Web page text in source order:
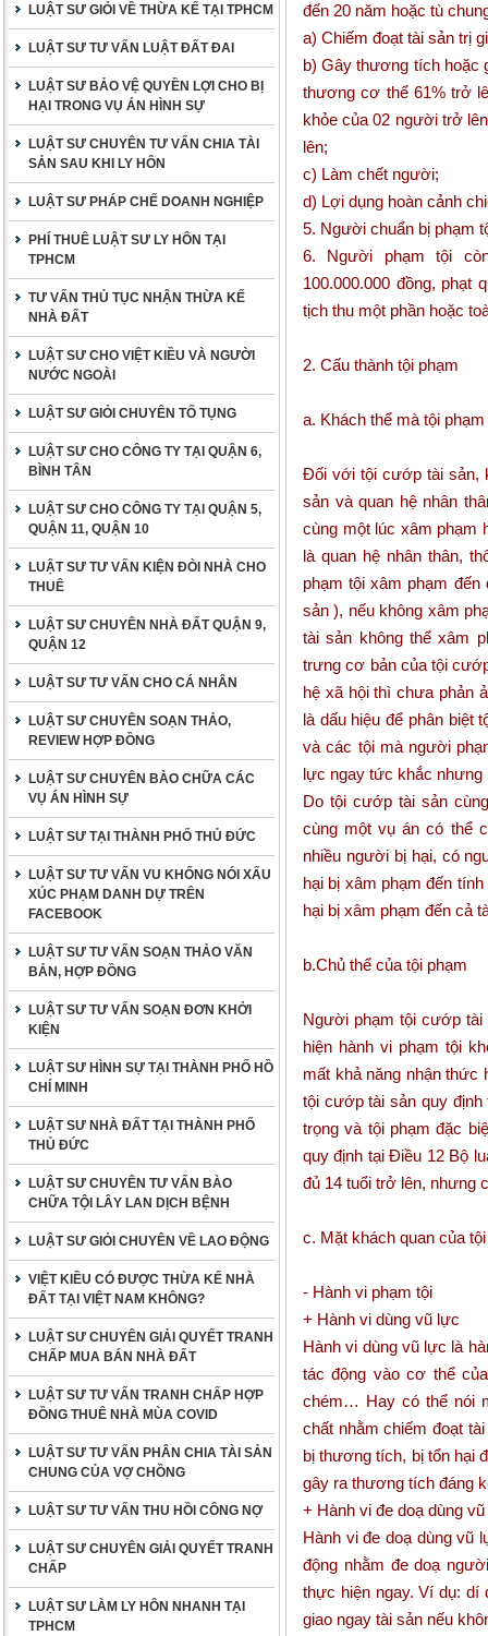
LUẬT SƯ GIỎI VỀ THỪA KẾ TẠI TPHCM
LUẬT SƯ TƯ VẤN LUẬT ĐẤT ĐAI
LUẬT SƯ BẢO VỆ QUYỀN LỢI CHO BỊ
HẠI TRONG VỤ ÁN HÌNH SỰ
LUẬT SƯ CHUYÊN TƯ VẤN CHIA TÀI
SẢN SAU KHI LY HÔN
LUẬT SƯ PHÁP CHẾ DOANH NGHIỆP
PHÍ THUÊ LUẬT SƯ LY HÔN TẠI
TPHCM
TƯ VẤN THỦ TỤC NHẬN THỪA KẾ
NHÀ ĐẤT
LUẬT SƯ CHO VIỆT KIỀU VÀ NGƯỜI
NƯỚC NGOÀI
LUẬT SƯ GIỎI CHUYÊN TỐ TỤNG
LUẬT SƯ CHO CÔNG TY TẠI QUẬN 6,
BÌNH TÂN
LUẬT SƯ CHO CÔNG TY TẠI QUẬN 5,
QUẬN 11, QUẬN 10
LUẬT SƯ TƯ VẤN KIỆN ĐÒI NHÀ CHO
THUÊ
LUẬT SƯ CHUYÊN NHÀ ĐẤT QUẬN 9,
QUẬN 12
LUẬT SƯ TƯ VẤN CHO CÁ NHÂN
LUẬT SƯ CHUYÊN SOẠN THẢO,
REVIEW HỢP ĐỒNG
LUẬT SƯ CHUYÊN BÀO CHỮA CÁC
VỤ ÁN HÌNH SỰ
LUẬT SƯ TẠI THÀNH PHỐ THỦ ĐỨC
LUẬT SƯ TƯ VẤN VU KHỐNG NÓI XẤU
XÚC PHẠM DANH DỰ TRÊN
FACEBOOK
LUẬT SƯ TƯ VẤN SOẠN THẢO VĂN
BẢN, HỢP ĐỒNG
LUẬT SƯ TƯ VẤN SOẠN ĐƠN KHỞI
KIỆN
LUẬT SƯ HÌNH SỰ TẠI THÀNH PHỐ HỒ
CHÍ MINH
LUẬT SƯ NHÀ ĐẤT TẠI THÀNH PHỐ
THỦ ĐỨC
LUẬT SƯ CHUYÊN TƯ VẤN BÀO
CHỮA TỘI LÂY LAN DỊCH BỆNH
LUẬT SƯ GIỎI CHUYÊN VỀ LAO ĐỘNG
VIỆT KIỀU CÓ ĐƯỢC THỪA KẾ NHÀ
ĐẤT TẠI VIỆT NAM KHÔNG?
LUẬT SƯ CHUYÊN GIẢI QUYẾT TRANH
CHẤP MUA BÁN NHÀ ĐẤT
LUẬT SƯ TƯ VẤN TRANH CHẤP HỢP
ĐỒNG THUÊ NHÀ MÙA COVID
LUẬT SƯ TƯ VẤN PHÂN CHIA TÀI SẢN
CHUNG CỦA VỢ CHỒNG
LUẬT SƯ TƯ VẤN THU HỒI CÔNG NỢ
LUẬT SƯ CHUYÊN GIẢI QUYẾT TRANH
CHẤP
LUẬT SƯ LÀM LY HÔN NHANH TẠI
TPHCM
đến 20 năm hoặc tù
a) Chiếm đoạt tài sản trị
b) Gây thương tích hoặc
thương cơ thể 61% trở
khỏe của 02 người trở
lên;
c) Làm chết người;
d) Lợi dụng hoàn cảnh
5. Người chuẩn bị phạm
6. Người phạm tội
100.000.000 đồng, phạt
tịch thu một phần hoặc
2. Cấu thành tội phạm
a. Khách thể mà tội
Đối với tội cướp tài sản,
sản và quan hệ nhân
cùng một lúc xâm phạm
là quan hệ nhân thân,
phạm tội xâm phạm
sản ), nếu không xâm
tài sản không thể xâm
trưng cơ bản của tội
hệ xã hội thì chưa phản
là dấu hiệu để phân
và các tội mà người
lực ngay tức khắc nhưng
Do tội cướp tài sản
cùng một vụ án có thể
nhiều người bị hại, có
hại bị xâm phạm đến
hại bị xâm phạm đến cả
b.Chủ thể của tội phạm
Người phạm tội cướp
hiện hành vi phạm tội
mất khả năng nhận thức
tội cướp tài sản quy
trọng và tội phạm đặc
quy định tại Điều 12 Bộ
đủ 14 tuổi trở lên, nhưng
c. Mặt khách quan của
- Hành vi phạm tội
+ Hành vi dùng vũ lực
Hành vi dùng vũ lực là
tác động vào cơ thể
chém… Hay có thể nói
chất nhằm chiếm đoạt
bị thương tích, bị tổn hại
gây ra thương tích đáng
+ Hành vi đe doạ dùng
Hành vi đe doạ dùng vũ
động nhằm đe doạ
thực hiện ngay. Ví dụ: dí
giao ngay tài sản nếu